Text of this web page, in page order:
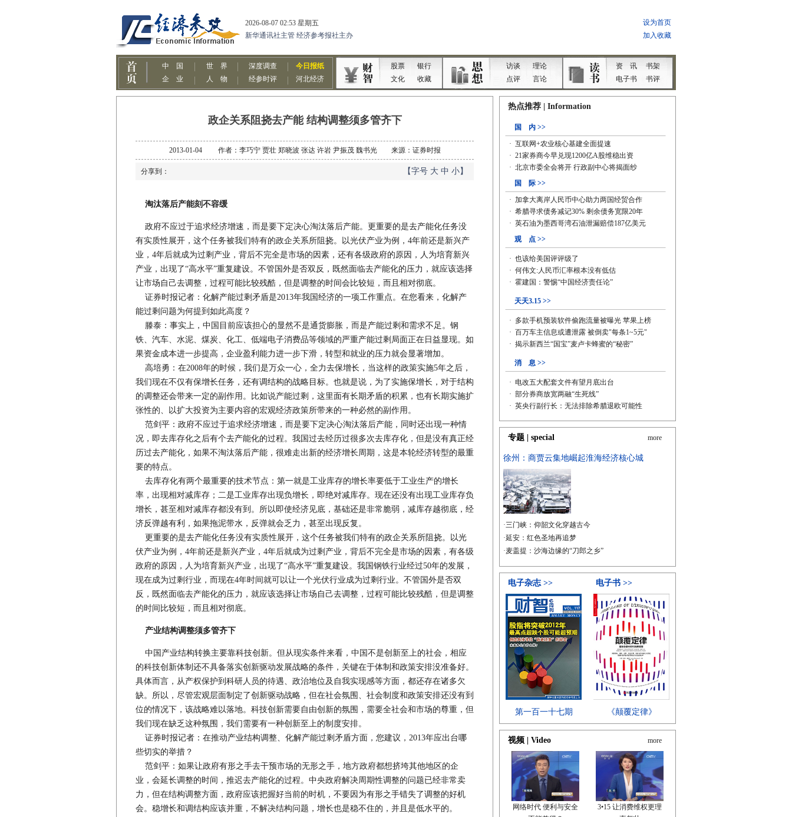
政企关系阻挠去产能 结构调整须多管齐下
2013-01-04 作者：李巧宁 贾壮 郑晓波 张达 许岩 尹振茂 魏书光 来源：证券时报
分享到： 【字号 大 中 小】
淘汰落后产能刻不容缓
政府不应过于追求经济增速，而是要下定决心淘汰落后产能。更重要的是去产能化任务没
有实质性展开，这个任务被我们特有的政企关系所阻挠。以光伏产业为例，4年前还是新兴产
业，4年后就成为过剩产业，背后不完全是市场的因素，还有各级政府的原因，人为培育新兴
产业，出现了“高水平”重复建设。不管国外是否双反，既然面临去产能化的压力，就应该选择
让市场自己去调整，过程可能比较残酷，但是调整的时间会比较短，而且相对彻底。
证券时报记者：化解产能过剩矛盾是2013年我国经济的一项工作重点。在您看来，化解产
能过剩问题为何提到如此高度？
滕泰：事实上，中国目前应该担心的显然不是通货膨胀，而是产能过剩和需求不足。钢
铁、汽车、水泥、煤炭、化工、低端电子消费品等领域的严重产能过剩局面正在日益显现。如
果资金成本进一步提高，企业盈利能力进一步下滑，转型和就业的压力就会显著增加。
高培勇：在2008年的时候，我们是万众一心，全力去保增长，当这样的政策实施5年之后，
我们现在不仅有保增长任务，还有调结构的战略目标。也就是说，为了实施保增长，对于结构
的调整还会带来一定的副作用。比如说产能过剩，这里面有长期矛盾的积累，也有长期实施扩
张性的、以扩大投资为主要内容的宏观经济政策所带来的一种必然的副作用。
范剑平：政府不应过于追求经济增速，而是要下定决心淘汰落后产能，同时还出现一种情
况，即去库存化之后有个去产能化的过程。我国过去经历过很多次去库存化，但是没有真正经
历过去产能化，如果不淘汰落后产能，很难走出新的经济增长周期，这是本轮经济转型的最重
要的特点。
去库存化有两个最重要的技术节点：第一就是工业库存的增长率要低于工业生产的增长
率，出现相对减库存；二是工业库存出现负增长，即绝对减库存。现在还没有出现工业库存负
增长，甚至相对减库存都没有到。所以即使经济见底，基础还是非常脆弱，减库存越彻底，经
济反弹越有利，如果拖泥带水，反弹就会乏力，甚至出现反复。
更重要的是去产能化任务没有实质性展开，这个任务被我们特有的政企关系所阻挠。以光
伏产业为例，4年前还是新兴产业，4年后就成为过剩产业，背后不完全是市场的因素，有各级
政府的原因，人为培育新兴产业，出现了“高水平”重复建设。我国钢铁行业经过50年的发展，
现在成为过剩行业，而现在4年时间就可以让一个光伏行业成为过剩行业。不管国外是否双
反，既然面临去产能化的压力，就应该选择让市场自己去调整，过程可能比较残酷，但是调整
的时间比较短，而且相对彻底。
产业结构调整须多管齐下
中国产业结构转换主要靠科技创新。但从现实条件来看，中国不是创新至上的社会，相应
的科技创新体制还不具备落实创新驱动发展战略的条件，关键在于体制和政策安排没准备好。
具体而言，从产权保护到科研人员的待遇、政治地位及自我实现感等方面，都还存在诸多欠
缺。所以，尽管宏观层面制定了创新驱动战略，但在社会氛围、社会制度和政策安排还没有到
位的情况下，该战略难以落地。科技创新需要自由创新的氛围，需要全社会和市场的尊重，但
我们现在缺乏这种氛围，我们需要有一种创新至上的制度安排。
证券时报记者：在推动产业结构调整、化解产能过剩矛盾方面，您建议，2013年应出台哪
些切实的举措？
范剑平：如果让政府有形之手去干预市场的无形之手，地方政府都想挤垮其他地区的企
业，会延长调整的时间，推迟去产能化的过程。中央政府解决周期性调整的问题已经非常卖
力，但在结构调整方面，政府应该把握好当前的时机，不要因为有形之手错失了调整的好机
会。稳增长和调结构应该并重，不解决结构问题，增长也是稳不住的，并且是低水平的。